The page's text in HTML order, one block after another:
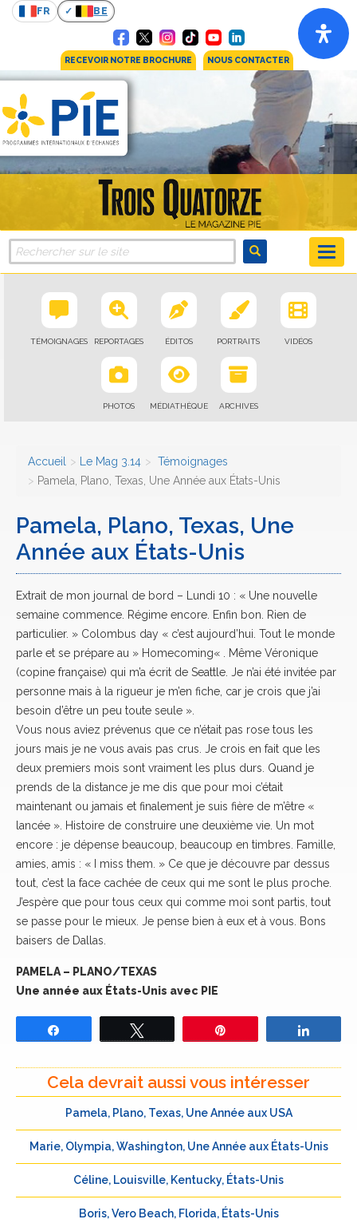
FR BE
RECEVOIR NOTRE BROCHURE NOUS CONTACTER
TÉMOIGNAGES REPORTAGES ÉDITOS PORTRAITS VIDÉOS
PHOTOS MÉDIATHÈQUE ARCHIVES
Accueil Le Mag 3.14
Témoignages
Pamela, Plano, Texas, Une Année aux États-Unis
Pamela, Plano, Texas, Une
Année aux États-Unis
Extrait de mon journal de bord – Lundi 10 : « Une nouvelle
semaine commence. Régime encore. Enfin bon. Rien de
particulier. » Colombus day « c’est aujourd’hui. Tout le monde
parle et se prépare au » Homecoming« . Même Véronique
(copine française) qui m’a écrit de Seattle. Je n’ai été invitée par
personne mais à la rigueur je m’en fiche, car je crois que j’ai
besoin d’être un peu toute seule ».
Vous nous aviez prévenus que ce n’était pas rose tous les
jours mais je ne vous avais pas crus. Je crois en fait que les
deux premiers mois sont vraiment les plus durs. Quand je
prends de la distance je me dis que pour moi c’était
maintenant ou jamais et finalement je suis fière de m’être «
lancée ». Histoire de construire une deuxième vie. Un mot
encore : je dépense beaucoup, beaucoup en timbres. Famille,
amies, amis : « I miss them. » Ce que je découvre par dessus
tout, c’est la face cachée de ceux qui me sont le plus proche.
J’espère que pour tous ceux qui comme moi sont partis, tout
se passe pour le mieux. Je pense bien à eux et à vous. Bons
baisers de Dallas.
PAMELA – PLANO/TEXAS
Une année aux États-Unis avec PIE
Cela devrait aussi vous intéresser
Pamela, Plano, Texas, Une Année aux USA
Marie, Olympia, Washington, Une Année aux États-Unis
Céline, Louisville, Kentucky, États-Unis
Boris, Vero Beach, Florida, États-Unis